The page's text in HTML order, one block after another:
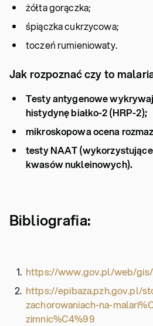
żółta gorączka;
śpiączka cukrzycowa;
toczeń rumieniowaty.
Jak rozpoznać czy to
Testy antygenowe
histydynę białko-2 (HRP-2);
mikroskopowa ocena
testy NAAT
kwasów nukleinowych).
Bibliografia:
https://www.gov.pl/web/
https://epibaza.pzh.gov.pl/
zachorowaniach-na-
zimnic%C4%99